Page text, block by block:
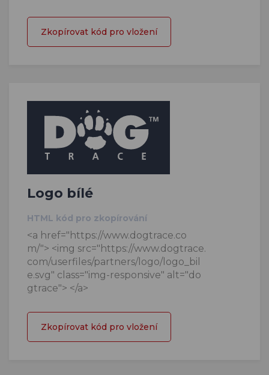
Zkopírovat kód pro vložení
Logo bílé
HTML kód pro zkopírování
<a href="https://www.dogtrace.co
m/"> <img src="https://www.dogtrace.
com/userfiles/partners/logo/logo_bil
e.svg" class="img-responsive" alt="do
gtrace"> </a>
Zkopírovat kód pro vložení